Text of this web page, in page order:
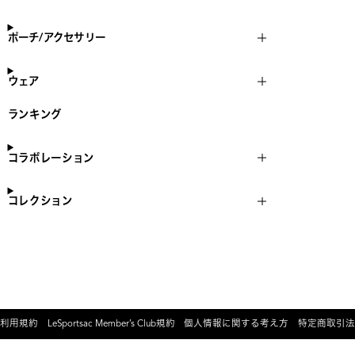
ポーチ/アクセサリー
ウェア
ランキング
コラボレーション
コレクション
利用規約 LeSportsac Member’s Club規約 個人情報に関する考え方 特定商取引